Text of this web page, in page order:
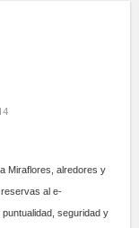
Miraflores, alredores y
al e-
seguridad y